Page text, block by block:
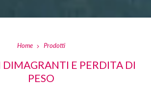
Home Prodotti
E PERDITA DI
PESO